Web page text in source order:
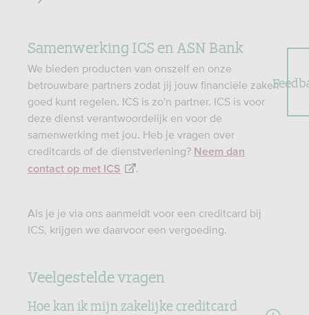
Samenwerking ICS en ASN Bank
We bieden producten van onszelf en onze
betrouwbare partners zodat jij jouw financiële zaken
goed kunt regelen. ICS is zo'n partner. ICS is voor
deze dienst verantwoordelijk en voor de
samenwerking met jou. Heb je vragen over
creditcards of de dienstverlening? Neem dan
contact op met ICS
.
Als je je via ons aanmeldt voor een creditcard bij
ICS, krijgen we daarvoor een vergoeding.
Veelgestelde vragen
Hoe kan ik mijn zakelijke creditcard